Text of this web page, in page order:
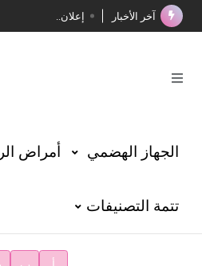
آخر الأخبار إعلان..
توصيات مجلس
الأستاذ إياد خالد
الجهاز الهضمي أمراض
تتمة التصنيفات